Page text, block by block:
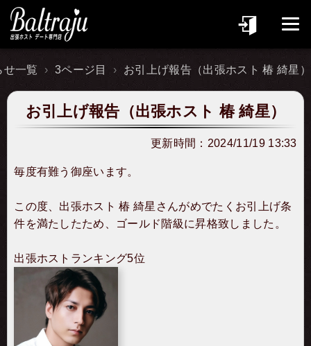
せ一覧 3ページ目 お引上げ報告（出張ホスト 椿 綺星）
お引上げ報告（出張ホスト 椿 綺星）
更新時間： 2024/11/19 13:33
毎度有難う御座います。
この度、出張ホスト 椿 綺星さんがめでたくお引上げ条
件を満たしたため、ゴールド階級に昇格致しました。
出張ホストランキング5位